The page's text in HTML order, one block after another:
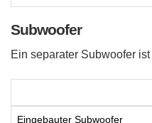
Subwoofer
Ein separater Subwoofer
Eingebauter Subwoofer